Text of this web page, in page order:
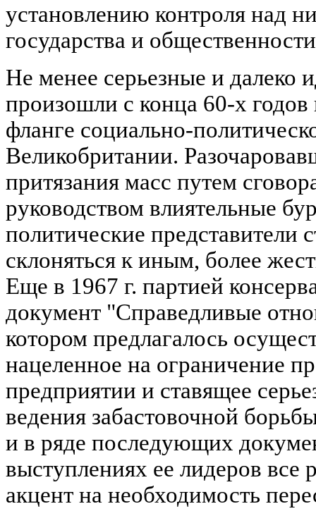
установлению контроля над
государства и
Не менее серьезные и далеко
произошли с конца 60-х
фланге социально-
Великобритании.
притязания масс путем
руководством влиятельные
политические представители
склоняться к иным, более
Еще в 1967 г. партией
документ "Справедливые
котором предлагалось
нацеленное на ограничение
предприятии и ставящее
ведения забастовочной
и в ряде последующих
выступлениях ее лидеров все
акцент на необходимость